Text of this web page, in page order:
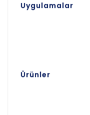
Uygulamalar
Ürünler